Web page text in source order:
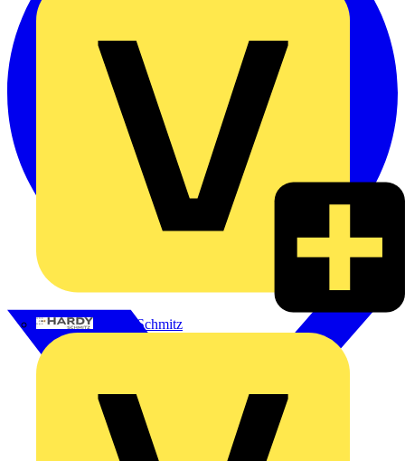
Hardy Schmitz